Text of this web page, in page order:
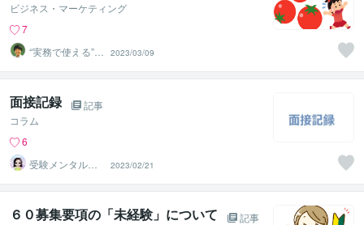
ビジネス・マーケティング
7
“実務で使える”改
善パートナー／
かめきち
2023/03/09
面接記録
記事
コラム
6
受験メンタルト
レーナー イロ
ハル
2023/02/21
６０募集要項の「未経験」について
記事